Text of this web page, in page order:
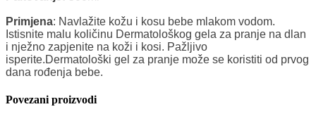
Primjena: Navlažite kožu i kosu bebe mlakom vodom.
Istisnite malu količinu Dermatološkog gela za pranje na dlan
i nježno zapjenite na koži i kosi. Pažljivo
isperite.Dermatološki gel za pranje može se koristiti od prvog
dana rođenja bebe.
Povezani proizvodi